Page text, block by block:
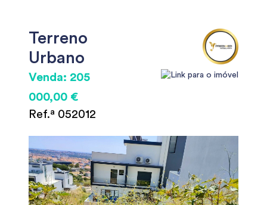
Terreno
Urbano
Venda: 205
000,00 €
Ref.ª 052012